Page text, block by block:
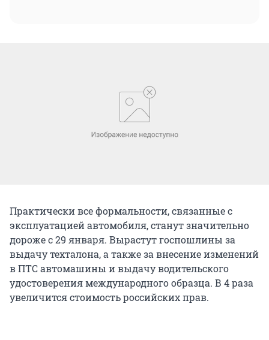
Практически все формальности, связанные с
эксплуатацией автомобиля, станут значительно
дороже с 29 января. Вырастут госпошлины за
выдачу техталона, а также за внесение изменений
в ПТС автомашины и выдачу водительского
удостоверения международного образца. В 4 раза
увеличится стоимость российских прав.